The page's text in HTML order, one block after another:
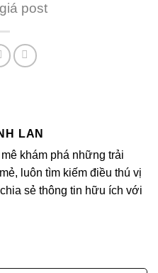
post
LAN
khám phá những trải
luôn tìm kiếm điều thú vị
sẻ thông tin hữu ích với